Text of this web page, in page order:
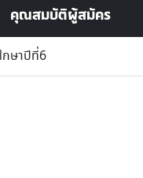
คุณสมบัติผู้สมัคร
ษาปีที่6